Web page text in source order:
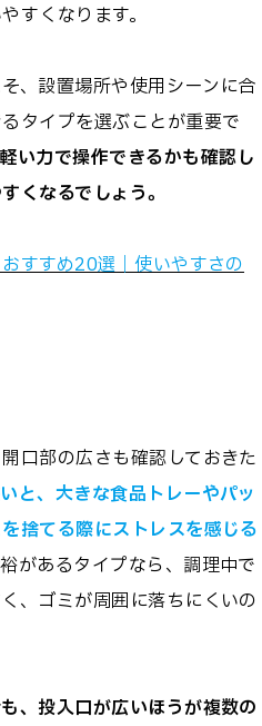
すくなります。
、設置場所や使用シーンに合
タイプを選ぶことが重要で
い力で操作できるかも確認し
くなるでしょう。
すすめ20選｜使いやすさの
口部の広さも確認しておきた
と、大きな食品トレーやパッ
捨てる際にストレスを感じる
があるタイプなら、調理中で
、ゴミが周囲に落ちにくいの
、投入口が広いほうが複数の